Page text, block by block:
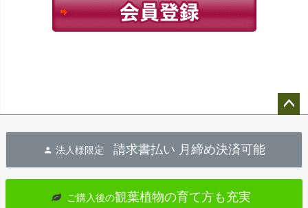
へ
法人様限定 請求書払い 月締め決済可能
ご購入後の観葉植物の育て方も充実